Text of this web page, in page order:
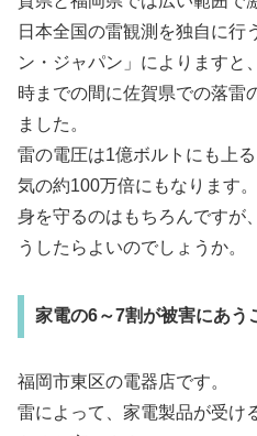
日本全国の雷観測を独自に行
ン・ジャパン」によりますと
時までの間に佐賀県での落雷
ました。
雷の電圧は1億ボルトにも上
気の約100万倍にもなります。
身を守るのはもちろんですが
うしたらよいのでしょうか。
家電の6～7割が被害にあう
福岡市東区の電器店です。
雷によって、家電製品が受け